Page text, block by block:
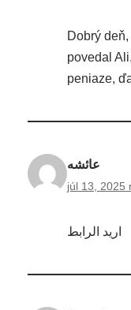
Dobrý
povedal
peniaze,
عائشه
júl 13, 2025
اريد الرابط